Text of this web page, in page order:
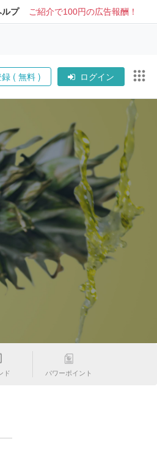
ルプ ご紹介で100円の広告報酬！
( 無料 ) ログイン
ド パワーポイント